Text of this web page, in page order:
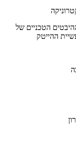
הטכניים של